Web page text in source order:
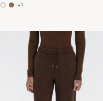
+1